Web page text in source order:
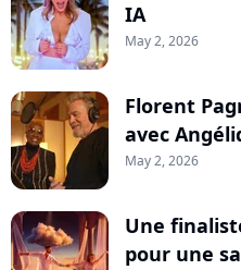
IA
May 2, 2026
Florent
avec
May 2, 2026
Une
pour une